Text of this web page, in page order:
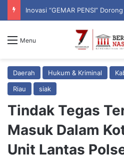
Menu
Daerah Hukum & Kriminal
Riau
siak
Tindak Tegas
Masuk Dalam
Unit Lantas